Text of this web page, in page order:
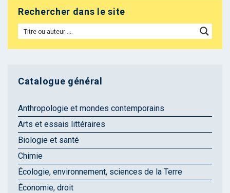
Rechercher dans le site
Catalogue général
Anthropologie et mondes contemporains
Arts et essais littéraires
Biologie et santé
Chimie
Écologie, environnement, sciences de la Terre
Économie, droit